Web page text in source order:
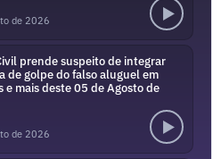
de 2026
prende suspeito de integrar
de golpe do falso aluguel em
e mais deste 05 de Agosto de
de 2026